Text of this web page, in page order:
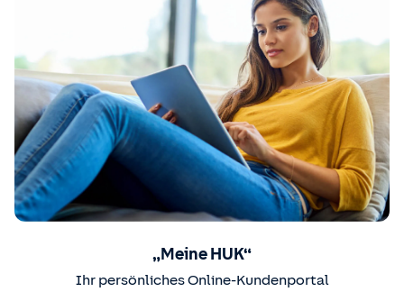
„Meine HUK“
Ihr persönliches Online-Kundenportal